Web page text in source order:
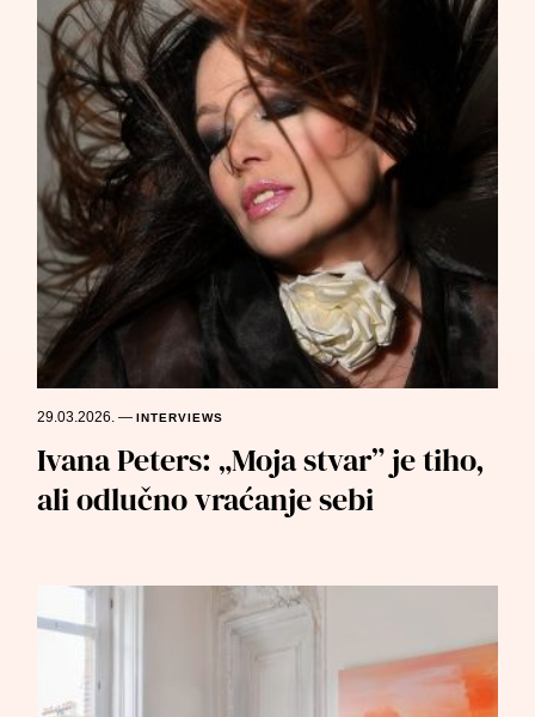
29.03.2026.—INTERVIEWS
Ivana Peters: „Moja stvar” je tiho,
ali odlučno vraćanje sebi